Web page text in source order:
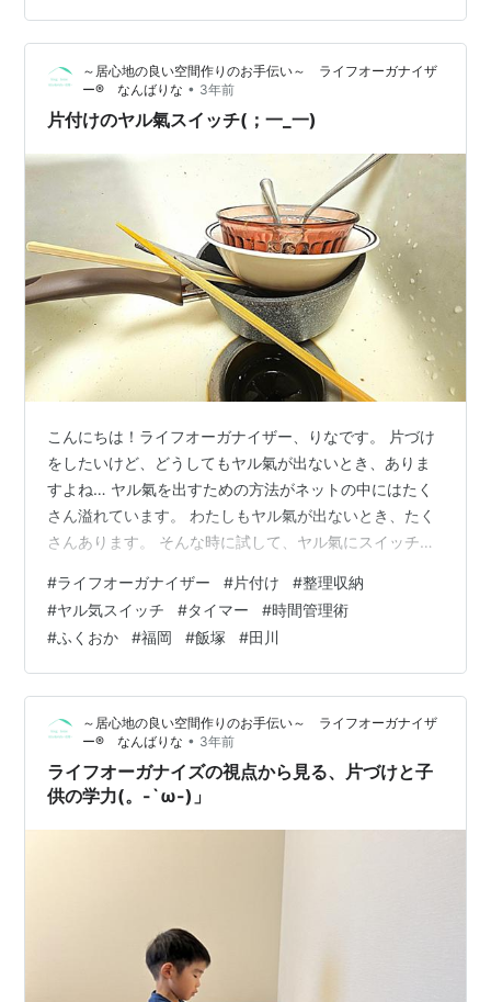
タル化による保存方法があります。 思い出のモノ自体を
手元に残さず、写真やデジタルデータとして保存するこ
とで、思い出を形に残すことができます。 また、デジタ
ルデータはバックアップを取るこ…
～居心地の良い空間作りのお手伝い～ ライフオーガナイザ
ー®︎ なんばりな • 3年前
片付けのヤル氣スイッチ(；一_一)
こんにちは！ライフオーガナイザー、りなです。 片づけ
をしたいけど、どうしてもヤル氣が出ないとき、ありま
すよね… ヤル氣を出すための方法がネットの中にはたく
さん溢れています。 わたしもヤル氣が出ないとき、たく
さんあります。 そんな時に試して、ヤル氣にスイッチが
くても、とりあえず動く！ そして、タイマーを活用する
ことです。 この二つでわたしは５分もしないうちに、ヤ
ル氣スイッチが入りました。 入りすぎて、辞め時が分か
らなくなってしまいました。 説明しますね。 まずは、な
ぜとりあえず動くのか？ 実は人間の脳の中には、本当に
ヤル氣スイッチがあることが脳…
#ライフオーガナイザー #片付け #整理収納
#ヤル気スイッチ #タイマー #時間管理術
#ふくおか #福岡 #飯塚 #田川
～居心地の良い空間作りのお手伝い～ ライフオーガナイザ
ー®︎ なんばりな • 3年前
ライフオーガナイズの視点から見る、片づけと子
供の学力(。-`ω-)」